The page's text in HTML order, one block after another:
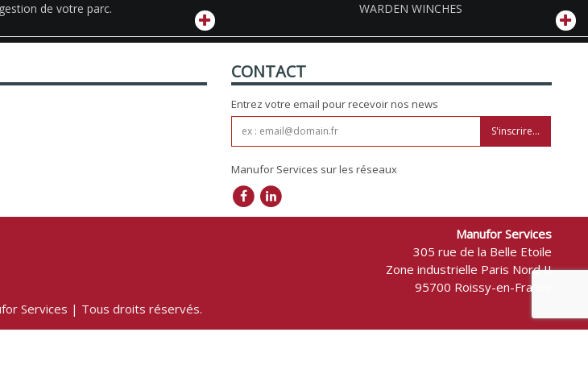
gestion de votre parc.
WARDEN WINCHES
CONTACT
Entrez votre email pour recevoir nos news
S'inscrire...
Manufor Services sur les réseaux
Manufor Services
305 rue de la Belle Etoile
Zone industrielle Paris Nord II
95700 Roissy-en-France
Services | Tous droits réservés.